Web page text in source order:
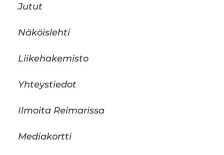
Jutut
Näköislehti
Liikehakemisto
Yhteystiedot
Ilmoita Reimarissa
Mediakortti